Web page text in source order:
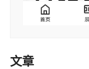
文章